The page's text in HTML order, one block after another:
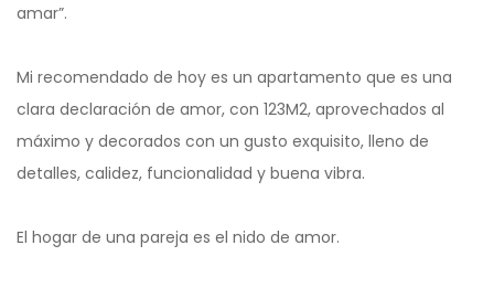
amar”.
Mi recomendado de hoy es un apartamento que es una
clara declaración de amor, con 123M2, aprovechados al
máximo y decorados con un gusto exquisito, lleno de
detalles, calidez, funcionalidad y buena vibra.
El hogar de una pareja es el nido de amor.